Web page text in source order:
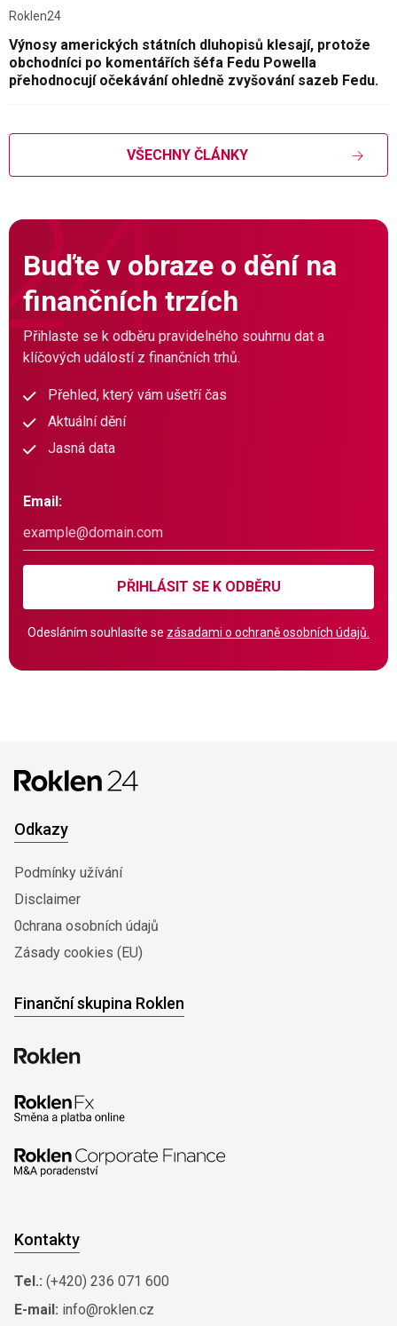
Roklen24
Výnosy amerických státních dluhopisů klesají, protože
obchodníci po komentářích šéfa Fedu Powella
přehodnocují očekávání ohledně zvyšování sazeb Fedu.
VŠECHNY ČLÁNKY
Buďte v obraze o dění na
finančních trzích
Přihlaste se k odběru pravidelného souhrnu dat a
klíčových událostí z finančních trhů.
Přehled, který vám ušetří čas
Aktuální dění
Jasná data
Email:
PŘIHLÁSIT SE K ODBĚRU
Odesláním souhlasíte se zásadami o ochraně osobních údajů.
Odkazy
Podmínky užívání
Disclaimer
0chrana osobních údajů
Zásady cookies (EU)
Finanční skupina Roklen
Kontakty
Tel.: (+420) 236 071 600
E-mail: info@roklen.cz